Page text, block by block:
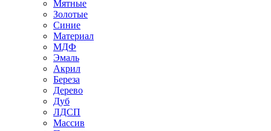
Мятные
Золотые
Синие
Материал
МДФ
Эмаль
Акрил
Береза
Дерево
Дуб
ЛДСП
Массив